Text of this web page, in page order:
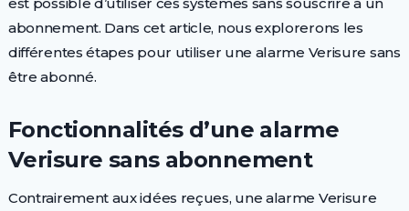
abonnement. Dans cet article, nous explorerons les
différentes étapes pour utiliser une alarme Verisure sans
être abonné.
Fonctionnalités d’une alarme
Verisure sans abonnement
Contrairement aux idées reçues, une alarme Verisure